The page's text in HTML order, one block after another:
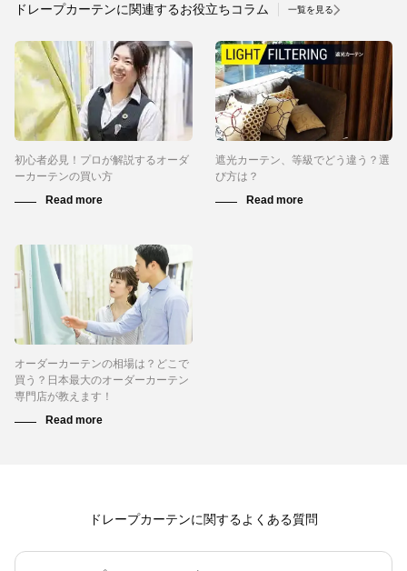
ドレープカーテンに関連するお役立ちコラム 一覧を見る
初心者必見！プロが解説するオーダ
ーカーテンの買い方
遮光カーテン、等級でどう違う？選
び方は？
オーダーカーテンの相場は？どこで
買う？日本最大のオーダーカーテン
専門店が教えます！
ドレープカーテンに関するよくある質問